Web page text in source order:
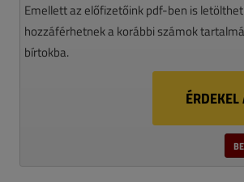
Emellett az előfizetőink pdf-ben is
hozzáférhetnek a korábbi számok
bírtokba.